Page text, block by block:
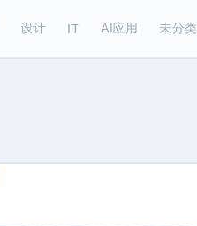
设计 IT AI应用 未分类